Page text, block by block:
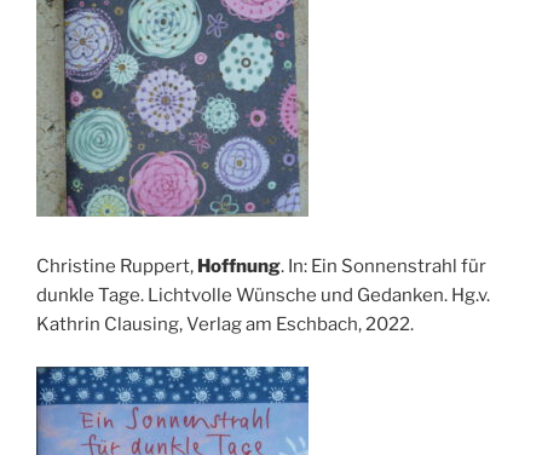
Christine Ruppert, Hoffnung. In: Ein Sonnenstrahl für
dunkle Tage. Lichtvolle Wünsche und Gedanken. Hg.v.
Kathrin Clausing, Verlag am Eschbach, 2022.